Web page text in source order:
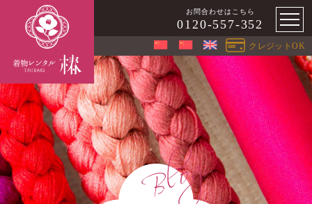
お問合わせはこちら
0120-557-352
クレジットOK